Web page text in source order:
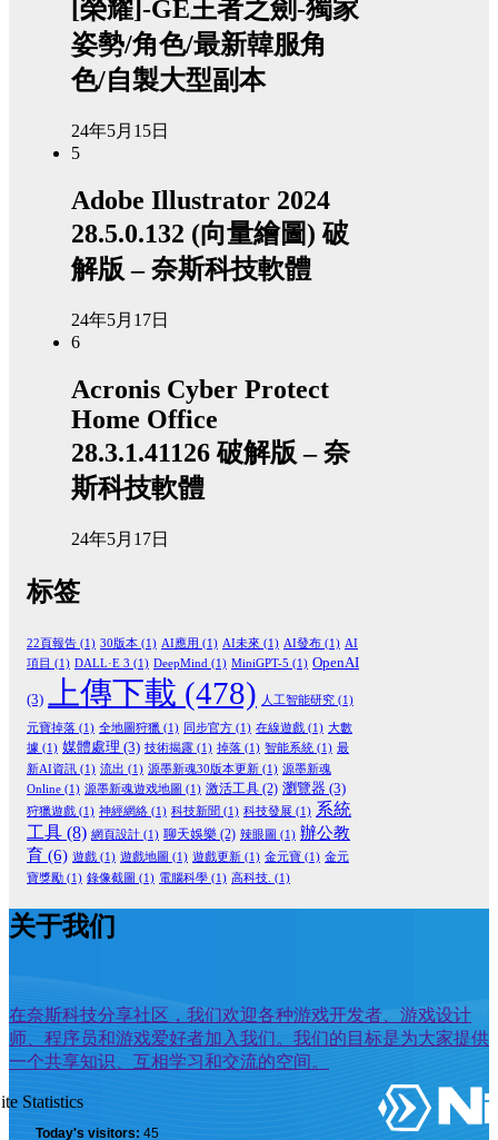
[榮耀]-GE王者之劍-獨家
姿勢/角色/最新韓服角
色/自製大型副本
24年5月15日
5
Adobe Illustrator 2024
28.5.0.132 (向量繪圖) 破
解版 – 奈斯科技軟體
24年5月17日
6
Acronis Cyber Protect
Home Office
28.3.1.41126 破解版 – 奈
斯科技軟體
24年5月17日
标签
22頁報告 (1) 30版本 (1) AI應用 (1) AI未來 (1) AI發布 (1) AI
項目 (1) DALL·E 3 (1) DeepMind (1) MiniGPT-5 (1) OpenAI
(3) 上傳下載 (478) 人工智能研究 (1)
元寶掉落 (1) 全地圖狩獵 (1) 同步官方 (1) 在線遊戲 (1) 大數
據 (1) 媒體處理 (3) 技術揭露 (1) 掉落 (1) 智能系統 (1) 最
新AI資訊 (1) 流出 (1) 源墨新魂30版本更新 (1) 源墨新魂
Online (1) 源墨新魂遊戏地圖 (1) 激活工具 (2) 瀏覽器 (3)
狩獵遊戲 (1) 神經網絡 (1) 科技新聞 (1) 科技發展 (1) 系統
工具 (8) 網頁設計 (1) 聊天娛樂 (2) 辣眼圖 (1) 辦公教
育 (6) 遊戲 (1) 遊戲地圖 (1) 遊戲更新 (1) 金元寶 (1) 金元
寶獎勵 (1) 錄像截圖 (1) 電腦科學 (1) 高科技. (1)
关于我们
在奈斯科技分享社区，我们欢迎各种游戏开发者、游戏设计
师、程序员和游戏爱好者加入我们。我们的目标是为大家提供
一个共享知识、互相学习和交流的空间。
Statistics
Today's visitors: 45